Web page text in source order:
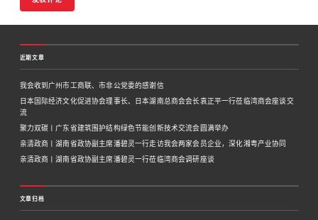
近期文章
我会收到广州市工商联、市非公党委的感谢信
日本国际经济文化促进协会理事长、日本湖南总商会会长袁正平一行莅临湾商会座谈交
流
聚力双碳丨广东省建筑围护结构绿色节能创新技术交流会圆满举办
亲清政商丨湖南省政协副主席潘碧灵一行走访我会两家会员企业，深化湘粤产业协同
亲清政商丨湖南省政协副主席潘碧灵一行莅临湾商会调研座谈
文章归档